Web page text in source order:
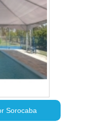
Sorocaba